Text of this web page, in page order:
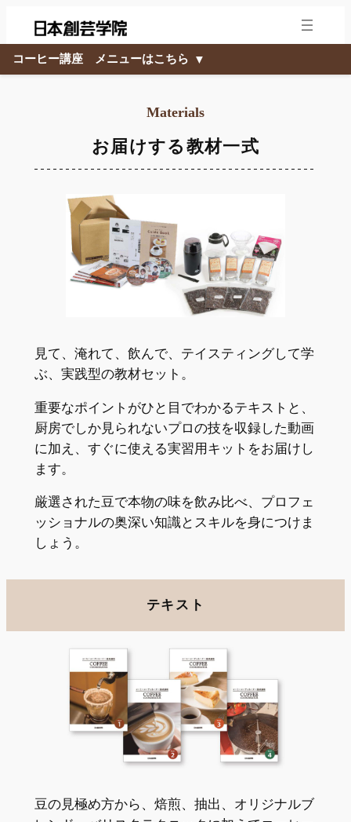
を
ス
コーヒー講座 メニューはこちら ▼
Materials
お届けする教材一式
見て、淹れて、飲んで、テイスティングして学
ぶ、実践型の教材セット。
重要なポイントがひと目でわかるテキストと、
厨房でしか見られないプロの技を収録した動画
に加え、すぐに使える実習用キットをお届けし
ます。
厳選された豆で本物の味を飲み比べ、プロフェ
ッショナルの奥深い知識とスキルを身につけま
しょう。
テキスト
豆の見極め方から、焙煎、抽出、オリジナルブ